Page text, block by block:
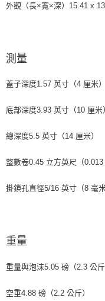
外觀（長×寬×深）15.41 x
測量
蓋子深度1.57 英寸（4 厘米）
底部深度3.93 英寸（10 厘米
總深度5.5 英寸（14 厘米）
整數卷0.45 立方英尺（0.013
掛鎖孔直徑5/16 英寸（8 毫米
重量
重量與泡沫5.05 磅（2.3 公斤
空重4.88 磅（2.2 公斤）